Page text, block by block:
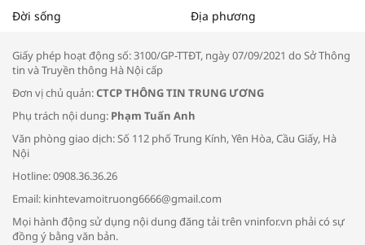
Tọa đàm “Xúc tiến thương mại: Khơi
Bác sĩ tư vấn cách phòng tránh bệnh
đường hô hấp trong thời tiết giao mùa
Đời sống Địa phương
Giấy phép hoạt động số: 3100/GP-TTĐT, ngày 07/09/2021 do Sở Thông
tin và Truyền thông Hà Nội cấp
Đơn vị chủ quản:CTCP THÔNG TIN TRUNG ƯƠNG
Phụ trách nội dung: Phạm Tuấn Anh
Văn phòng giao dịch: Số 112 phố Trung Kính, Yên Hòa, Cầu Giấy, Hà
Nội
Hotline: 0908.36.36.26
Email: kinhtevamoitruong6666@gmail.com
Mọi hành động sử dụng nội dung đăng tải trên vninfor.vn phải có sự
đồng ý bằng văn bản.